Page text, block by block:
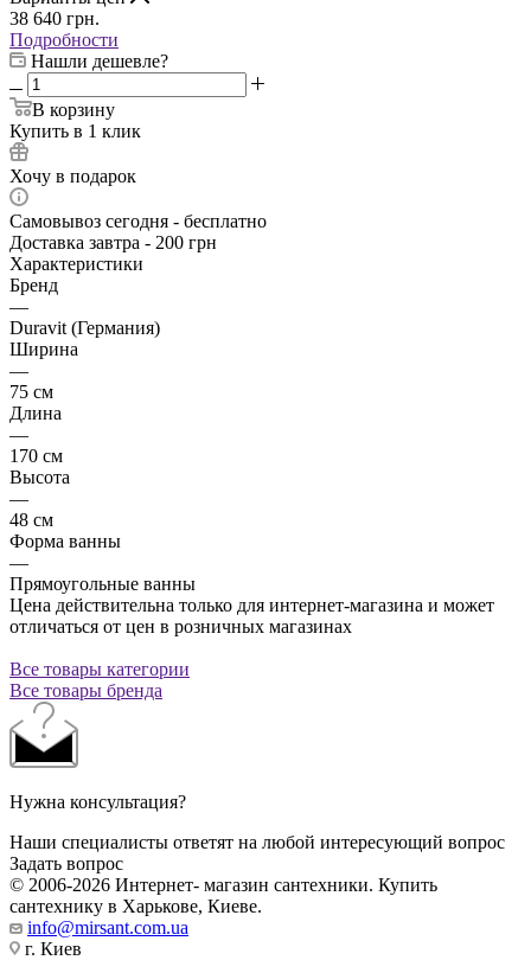
38 640 грн.
Подробности
Нашли дешевле?
В корзину
Купить в 1 клик
Хочу в подарок
Самовывоз сегодня - бесплатно
Доставка завтра - 200 грн
Характеристики
Бренд
—
Duravit (Германия)
Ширина
—
75 см
Длина
—
170 см
Высота
—
48 см
Форма ванны
—
Прямоугольные ванны
Цена действительна только для интернет-магазина и может
отличаться от цен в розничных магазинах
Все товары категории
Все товары бренда
Нужна консультация?
Наши специалисты ответят на любой интересующий вопрос
Задать вопрос
© 2006-2026 Интернет- магазин сантехники. Купить
сантехнику в Харькове, Киеве.
info@mirsant.com.ua
г. Киев